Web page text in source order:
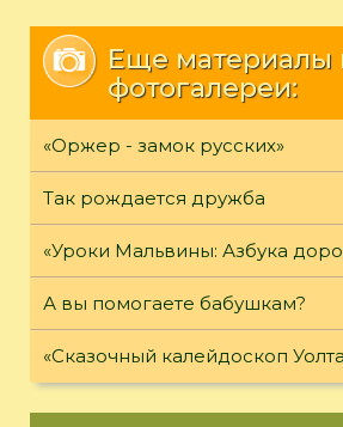
Еще материалы
фотогалереи:
«Оржер - замок русских»
Так рождается дружба
«Уроки Мальвины: Азбука
А вы помогаете бабушкам?
«Сказочный калейдоскоп